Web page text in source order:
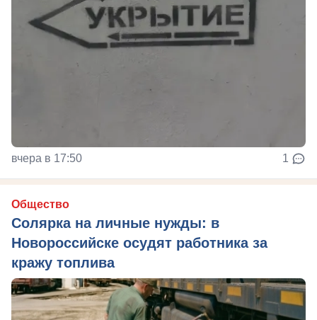
вчера в 17:50 1
Общество
Солярка на личные нужды: в
Новороссийске осудят работника за
кражу топлива